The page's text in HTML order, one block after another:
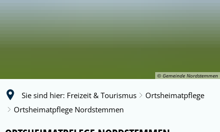
© Gemeinde Nordstemmen
Sie sind hier: Freizeit & Tourismus
Ortsheimatpflege
Ortsheimatpflege Nordstemmen